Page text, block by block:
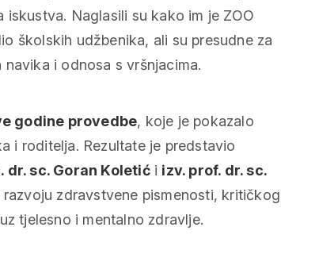
iskustva. Naglasili su kako im je ZOO
školskih udžbenika, ali su presudne za
i odnosa s vršnjacima.
godine provedbe, koje je pokazalo
i roditelja. Rezultate je predstavio
dr. sc. Goran Koletići izv. prof. dr. sc.
zdravstvene pismenosti, kritičkog
tjelesno i mentalno zdravlje.